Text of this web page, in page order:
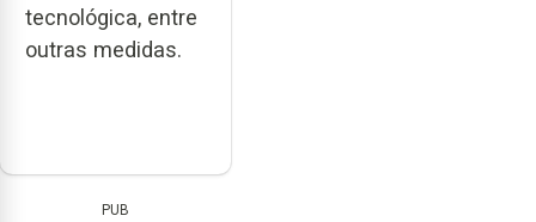
tecnológica, entre
outras medidas.
PUB